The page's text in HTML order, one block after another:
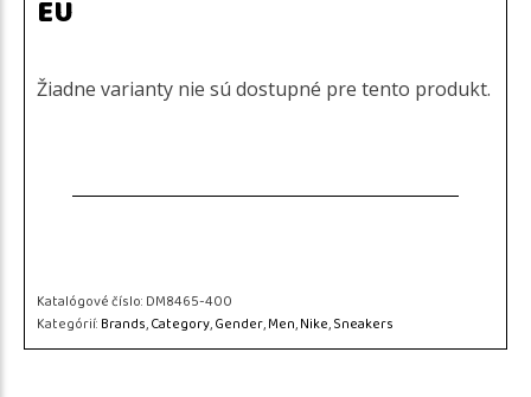
EU
Žiadne varianty nie sú dostupné pre tento produkt.
Katalógové číslo:DM8465-400
Kategórií:Brands,Category,Gender,Men,Nike,Sneakers